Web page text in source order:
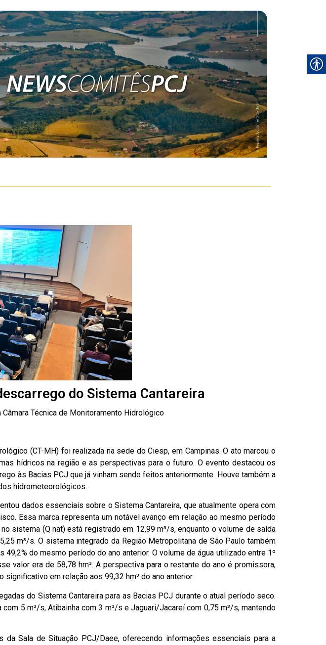
do Sistema Cantareira
Técnica de Monitoramento Hidrológico
(CT-MH) foi realizada na sede do Ciesp, em Campinas. O ato marcou o
hídricos na região e as perspectivas para o futuro. O evento destacou os
às Bacias PCJ que já vinham sendo feitos anteriormente. Houve também a
hidrometeorológicos.
dados essenciais sobre o Sistema Cantareira, que atualmente opera com
Essa marca representa um notável avanço em relação ao mesmo período
sistema (Q nat) está registrado em 12,99 m³/s, enquanto o volume de saída
m³/s. O sistema integrado da Região Metropolitana de São Paulo também
do mesmo período do ano anterior. O volume de água utilizado entre 1º
valor era de 58,78 hm³. A perspectiva para o restante do ano é promissora,
em relação aos 99,32 hm³ do ano anterior.
do Sistema Cantareira para as Bacias PCJ durante o atual período seco.
5 m³/s, Atibainha com 3 m³/s e Jaguari/Jacareí com 0,75 m³/s, mantendo
Sala de Situação PCJ/Daee, oferecendo informações essenciais para a